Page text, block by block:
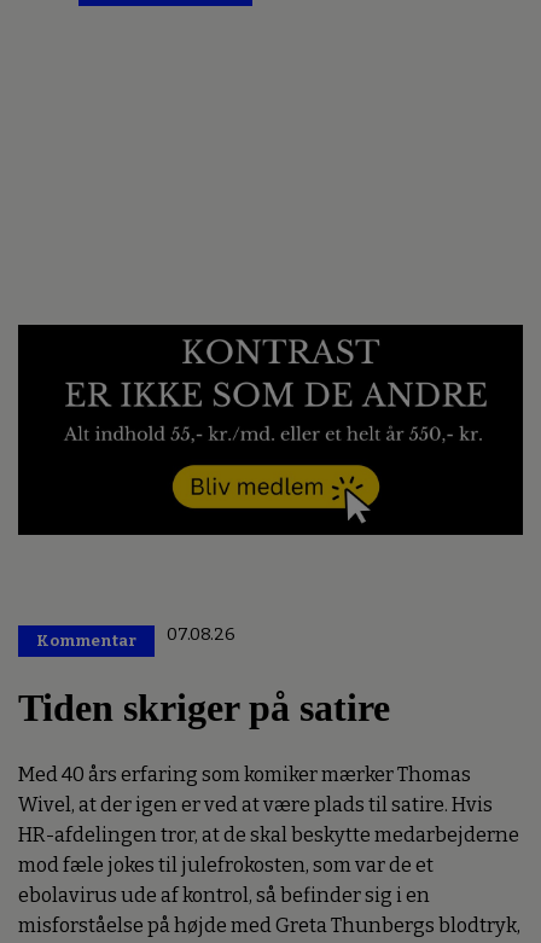
Kommentar 07.08.26
Tiden skriger på satire
Med 40 års erfaring som komiker mærker Thomas
Wivel, at der igen er ved at være plads til satire. Hvis
HR-afdelingen tror, at de skal beskytte medarbejderne
mod fæle jokes til julefrokosten, som var de et
ebolavirus ude af kontrol, så befinder sig i en
misforståelse på højde med Greta Thunbergs blodtryk,